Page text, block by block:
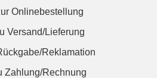
Onlinebestellung
Versand/Lieferung
Reklamation
Zahlung/Rechnung